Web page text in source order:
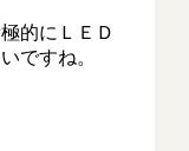
的にＬＥＤ
ですね。